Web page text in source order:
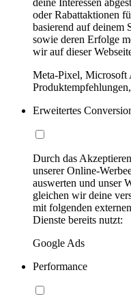
oder Rabattaktionen
basierend auf deinem
sowie deren Erfolge
wir auf dieser
Meta-Pixel, Microsoft
Erweitertes
Durch das
unserer Online-
auswerten und unser
gleichen wir deine
mit folgenden
Dienste bereits nutzt:
Google Ads
Performance